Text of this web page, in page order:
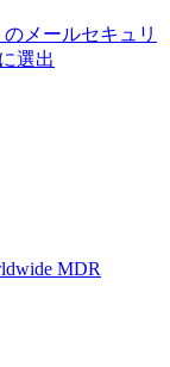
のメールセキュリ
選出
MDR